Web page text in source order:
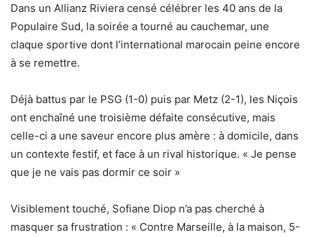
Dans un Allianz Riviera censé célébrer les 40 ans de la
Populaire Sud, la soirée a tourné au cauchemar, une
claque sportive dont l’international marocain peine encore
à se remettre.
Déjà battus par le PSG (1-0) puis par Metz (2-1), les Niçois
ont enchaîné une troisième défaite consécutive, mais
celle-ci a une saveur encore plus amère : à domicile, dans
un contexte festif, et face à un rival historique. « Je pense
que je ne vais pas dormir ce soir »
Visiblement touché, Sofiane Diop n’a pas cherché à
masquer sa frustration : « Contre Marseille, à la maison, 5-